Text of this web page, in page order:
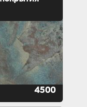
4500